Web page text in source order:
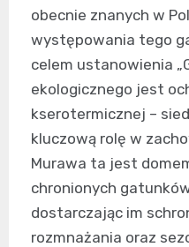
obecnie znanych w
występowania tego
celem ustanowienia
ekologicznego jest
kserotermicznej –
kluczową rolę w
Murawa ta jest
chronionych
dostarczając im
rozmnażania oraz